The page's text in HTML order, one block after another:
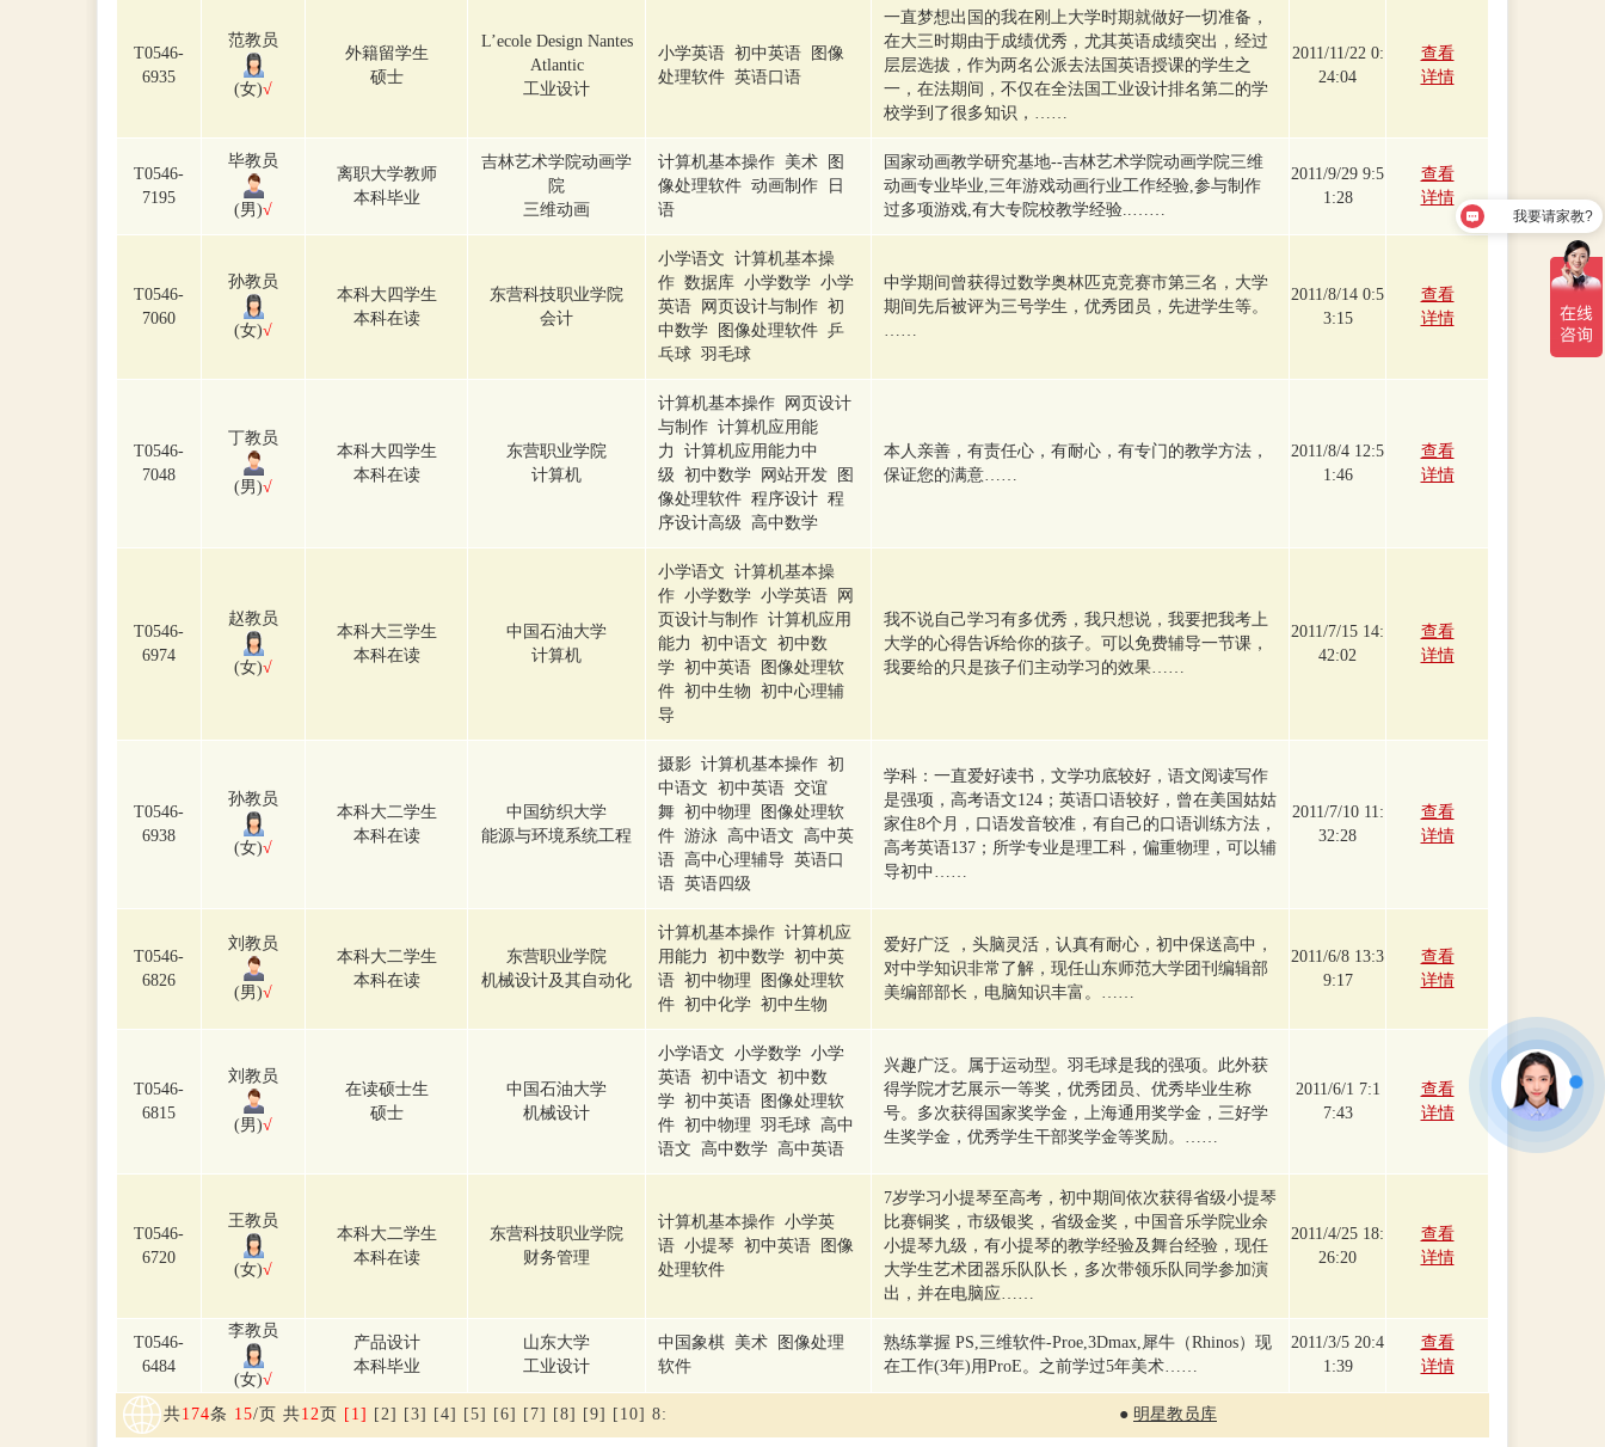
T0546-
6935
范教员
(女)√
外籍留学生
硕士
L’ecole Design Nantes
Atlantic
工业设计
小学英语 初中英语 图像
处理软件 英语口语
一直梦想出国的我在刚上大学时期就做好一切准备，
在大三时期由于成绩优秀，尤其英语成绩突出，经过
层层选拔，作为两名公派去法国英语授课的学生之
一，在法期间，不仅在全法国工业设计排名第二的学
校学到了很多知识，……
2011/11/22 0:
24:04
查看
详情
T0546-
7195
毕教员
(男)√
离职大学教师
本科毕业
吉林艺术学院动画学
院
三维动画
计算机基本操作 美术 图
像处理软件 动画制作 日
语
国家动画教学研究基地--吉林艺术学院动画学院三维
动画专业毕业,三年游戏动画行业工作经验,参与制作
过多项游戏,有大专院校教学经验..……
2011/9/29 9:5
1:28
查看
详情
T0546-
7060
孙教员
(女)√
本科大四学生
本科在读
东营科技职业学院
会计
小学语文 计算机基本操
作 数据库 小学数学 小学
英语 网页设计与制作 初
中数学 图像处理软件 乒
乓球 羽毛球
中学期间曾获得过数学奥林匹克竞赛市第三名，大学
期间先后被评为三号学生，优秀团员，先进学生等。
……
2011/8/14 0:5
3:15
查看
详情
T0546-
7048
丁教员
(男)√
本科大四学生
本科在读
东营职业学院
计算机
计算机基本操作 网页设计
与制作 计算机应用能
力 计算机应用能力中
级 初中数学 网站开发 图
像处理软件 程序设计 程
序设计高级 高中数学
本人亲善，有责任心，有耐心，有专门的教学方法，
保证您的满意……
2011/8/4 12:5
1:46
查看
详情
T0546-
6974
赵教员
(女)√
本科大三学生
本科在读
中国石油大学
计算机
小学语文 计算机基本操
作 小学数学 小学英语 网
页设计与制作 计算机应用
能力 初中语文 初中数
学 初中英语 图像处理软
件 初中生物 初中心理辅
导
我不说自己学习有多优秀，我只想说，我要把我考上
大学的心得告诉给你的孩子。可以免费辅导一节课，
我要给的只是孩子们主动学习的效果……
2011/7/15 14:
42:02
查看
详情
T0546-
6938
孙教员
(女)√
本科大二学生
本科在读
中国纺织大学
能源与环境系统工程
摄影 计算机基本操作 初
中语文 初中英语 交谊
舞 初中物理 图像处理软
件 游泳 高中语文 高中英
语 高中心理辅导 英语口
语 英语四级
学科：一直爱好读书，文学功底较好，语文阅读写作
是强项，高考语文124；英语口语较好，曾在美国姑姑
家住8个月，口语发音较准，有自己的口语训练方法，
高考英语137；所学专业是理工科，偏重物理，可以辅
导初中……
2011/7/10 11:
32:28
查看
详情
T0546-
6826
刘教员
(男)√
本科大二学生
本科在读
东营职业学院
机械设计及其自动化
计算机基本操作 计算机应
用能力 初中数学 初中英
语 初中物理 图像处理软
件 初中化学 初中生物
爱好广泛 ，头脑灵活，认真有耐心，初中保送高中，
对中学知识非常了解，现任山东师范大学团刊编辑部
美编部部长，电脑知识丰富。……
2011/6/8 13:3
9:17
查看
详情
T0546-
6815
刘教员
(男)√
在读硕士生
硕士
中国石油大学
机械设计
小学语文 小学数学 小学
英语 初中语文 初中数
学 初中英语 图像处理软
件 初中物理 羽毛球 高中
语文 高中数学 高中英语
兴趣广泛。属于运动型。羽毛球是我的强项。此外获
得学院才艺展示一等奖，优秀团员、优秀毕业生称
号。多次获得国家奖学金，上海通用奖学金，三好学
生奖学金，优秀学生干部奖学金等奖励。……
2011/6/1 7:1
7:43
查看
详情
T0546-
6720
王教员
(女)√
本科大二学生
本科在读
东营科技职业学院
财务管理
计算机基本操作 小学英
语 小提琴 初中英语 图像
处理软件
7岁学习小提琴至高考，初中期间依次获得省级小提琴
比赛铜奖，市级银奖，省级金奖，中国音乐学院业余
小提琴九级，有小提琴的教学经验及舞台经验，现任
大学生艺术团器乐队队长，多次带领乐队同学参加演
出，并在电脑应……
2011/4/25 18:
26:20
查看
详情
T0546-
6484
李教员
(女)√
产品设计
本科毕业
山东大学
工业设计
中国象棋 美术 图像处理
软件
熟练掌握 PS,三维软件-Proe,3Dmax,犀牛（Rhinos）现
在工作(3年)用ProE。之前学过5年美术……
2011/3/5 20:4
1:39
查看
详情
共174条 15/页 共12页 [1] [2] [3] [4] [5] [6] [7] [8] [9] [10] 8: ● 明星教员库
我要请家教?